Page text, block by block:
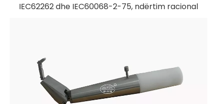
IEC62262 dhe IEC60068-2-75, ndërtim racional